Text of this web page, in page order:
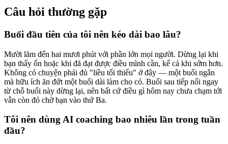
Câu hỏi thường gặp
Buổi đầu tiên của tôi nên kéo dài bao lâu?
Mười lăm đến hai mươi phút với phần lớn mọi người. Dừng lại khi
bạn thấy ổn hoặc khi đã đạt được điều mình cần, kể cả khi sớm hơn.
Không có chuyện phải đủ "liều tối thiểu" ở đây — một buổi ngắn
mà hữu ích ăn đứt một buổi dài làm cho có. Buổi sau tiếp nối ngay
từ chỗ buổi này dừng lại, nên bất cứ điều gì hôm nay chưa chạm tới
vẫn còn đó chờ bạn vào thứ Ba.
Tôi nên dùng AI coaching bao nhiêu lần trong tuần
đầu?